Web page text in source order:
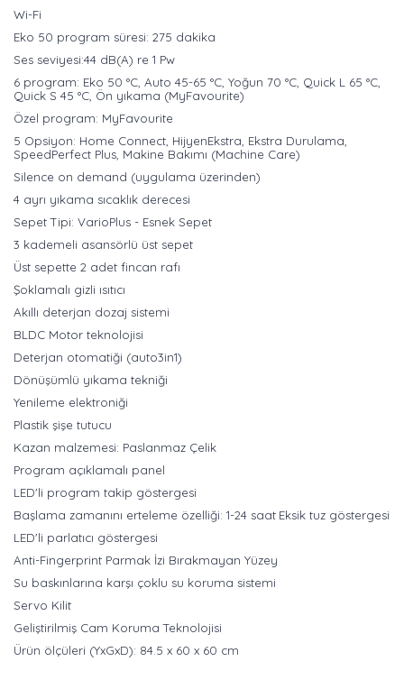
Wi-Fi
Eko 50 program süresi: 275 dakika
Ses seviyesi:44 dB(A) re 1 Pw
6 program: Eko 50 °C, Auto 45-65 °C, Yoğun 70 °C, Quick L 65 °C,
Quick S 45 °C, Ön yıkama (MyFavourite)
Özel program: MyFavourite
5 Opsiyon: Home Connect, HijyenEkstra, Ekstra Durulama,
SpeedPerfect Plus, Makine Bakımı (Machine Care)
Silence on demand (uygulama üzerinden)
4 ayrı yıkama sıcaklık derecesi
Sepet Tipi: VarioPlus - Esnek Sepet
3 kademeli asansörlü üst sepet
Üst sepette 2 adet fincan rafı
Şoklamalı gizli ısıtıcı
Akıllı deterjan dozaj sistemi
BLDC Motor teknolojisi
Deterjan otomatiği (auto3in1)
Dönüşümlü yıkama tekniği
Yenileme elektroniği
Plastik şişe tutucu
Kazan malzemesi: Paslanmaz Çelik
Program açıklamalı panel
LED'li program takip göstergesi
Başlama zamanını erteleme özelliği: 1-24 saat Eksik tuz göstergesi
LED'li parlatıcı göstergesi
Anti-Fingerprint Parmak İzi Bırakmayan Yüzey
Su baskınlarına karşı çoklu su koruma sistemi
Servo Kilit
Geliştirilmiş Cam Koruma Teknolojisi
Ürün ölçüleri (YxGxD): 84.5 x 60 x 60 cm